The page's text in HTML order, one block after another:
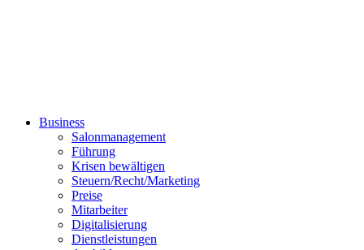
Business
Salonmanagement
Führung
Krisen bewältigen
Steuern/Recht/Marketing
Preise
Mitarbeiter
Digitalisierung
Dienstleistungen